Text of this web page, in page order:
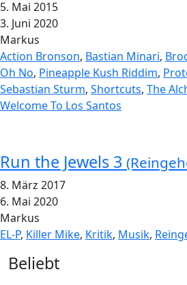
5. Mai 2015
3. Juni 2020
Markus
Action Bronson, Bastian Minari,
Oh No, Pineapple Kush Riddim,
Sebastian Sturm, Shortcuts, The
Welcome To Los Santos
Run the Jewels 3
8. März 2017
6. Mai 2020
Markus
EL-P, Killer Mike, Kritik, Musik,
Widgets
Beliebt